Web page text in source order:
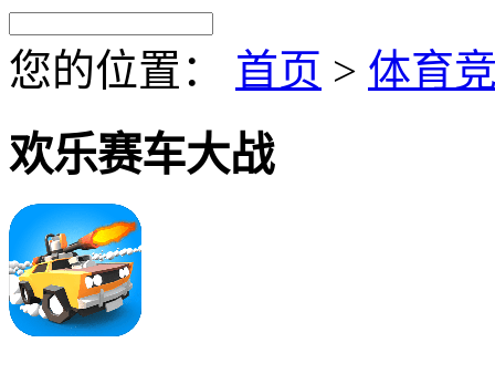
您的位置： 首页 > 体育
欢乐赛车大战